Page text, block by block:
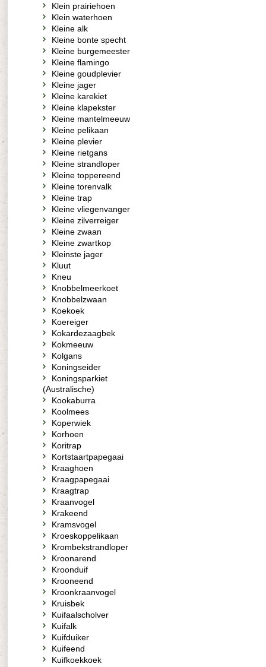
Klein prairiehoen
Klein waterhoen
Kleine alk
Kleine bonte specht
Kleine burgemeester
Kleine flamingo
Kleine goudplevier
Kleine jager
Kleine karekiet
Kleine klapekster
Kleine mantelmeeuw
Kleine pelikaan
Kleine plevier
Kleine rietgans
Kleine strandloper
Kleine toppereend
Kleine torenvalk
Kleine trap
Kleine vliegenvanger
Kleine zilverreiger
Kleine zwaan
Kleine zwartkop
Kleinste jager
Kluut
Kneu
Knobbelmeerkoet
Knobbelzwaan
Koekoek
Koereiger
Kokardezaagbek
Kokmeeuw
Kolgans
Koningseider
Koningsparkiet
(Australische)
Kookaburra
Koolmees
Koperwiek
Korhoen
Koritrap
Kortstaartpapegaai
Kraaghoen
Kraagpapegaai
Kraagtrap
Kraanvogel
Krakeend
Kramsvogel
Kroeskoppelikaan
Krombekstrandloper
Kroonarend
Kroonduif
Krooneend
Kroonkraanvogel
Kruisbek
Kuifaalscholver
Kuifalk
Kuifduiker
Kuifeend
Kuifkoekkoek